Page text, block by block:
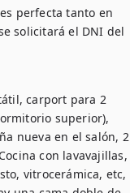
perfecta tanto en
solicitará el DNI del
carport para 2
superior),
nueva en el salón, 2
con lavavajillas,
vitrocerámica, etc,